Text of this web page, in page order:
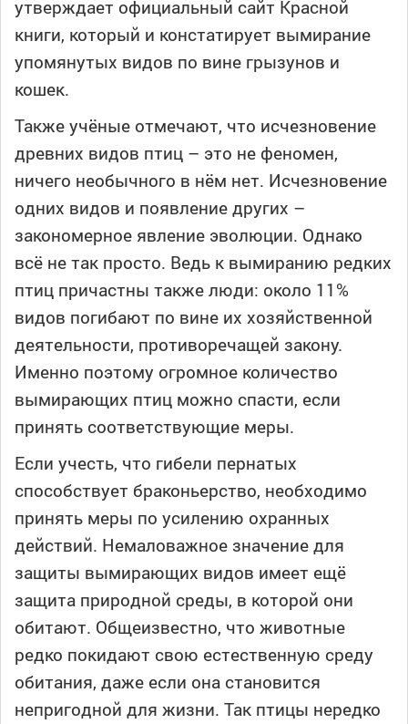
утверждает официальный сайт Красной
книги, который и констатирует вымирание
упомянутых видов по вине грызунов и
кошек.
Также учёные отмечают, что исчезновение
древних видов птиц – это не феномен,
ничего необычного в нём нет. Исчезновение
одних видов и появление других –
закономерное явление эволюции. Однако
всё не так просто. Ведь к вымиранию редких
птиц причастны также люди: около 11%
видов погибают по вине их хозяйственной
деятельности, противоречащей закону.
Именно поэтому огромное количество
вымирающих птиц можно спасти, если
принять соответствующие меры.
Если учесть, что гибели пернатых
способствует браконьерство, необходимо
принять меры по усилению охранных
действий. Немаловажное значение для
защиты вымирающих видов имеет ещё
защита природной среды, в которой они
обитают. Общеизвестно, что животные
редко покидают свою естественную среду
обитания, даже если она становится
непригодной для жизни. Так птицы нередко